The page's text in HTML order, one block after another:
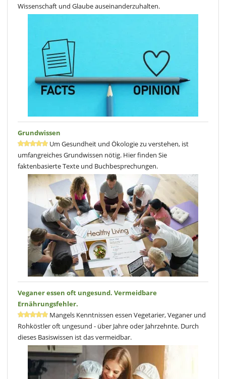
Wissenschaft und Glaube auseinanderzuhalten.
Grundwissen
Um Gesundheit und Ökologie zu verstehen, ist
umfangreiches Grundwissen nötig. Hier finden Sie
faktenbasierte Texte und Buchbesprechungen.
Veganer essen oft ungesund. Vermeidbare
Ernährungsfehler.
Mangels Kenntnissen essen Vegetarier, Veganer und
Rohköstler oft ungesund - über Jahre oder Jahrzehnte. Durch
dieses Basiswissen ist das vermeidbar.